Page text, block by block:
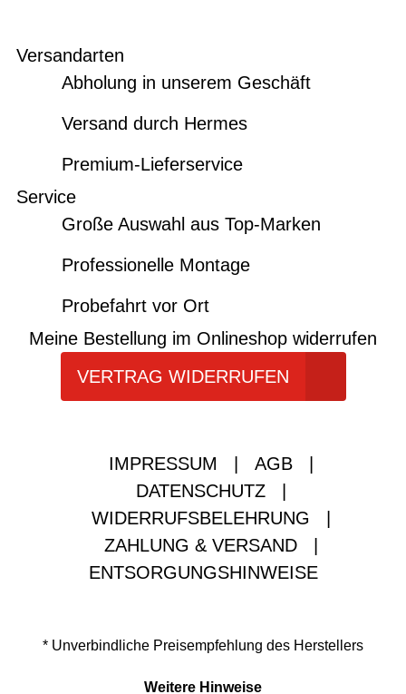
Versandarten
Abholung in unserem Geschäft
Versand durch Hermes
Premium-Lieferservice
Service
Große Auswahl aus Top-Marken
Professionelle Montage
Probefahrt vor Ort
Meine Bestellung im Onlineshop widerrufen
VERTRAG WIDERRUFEN
IMPRESSUM AGB
DATENSCHUTZ
WIDERRUFSBELEHRUNG
ZAHLUNG & VERSAND
ENTSORGUNGSHINWEISE
* Unverbindliche Preisempfehlung des Herstellers
Weitere Hinweise